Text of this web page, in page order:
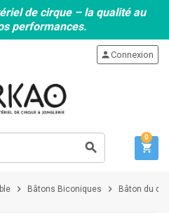
de cirque – la qualité au
performances.
search
personConnexion
shopping_cart
0
chevron_right Bâtons Biconiques chevron_right Bâton du